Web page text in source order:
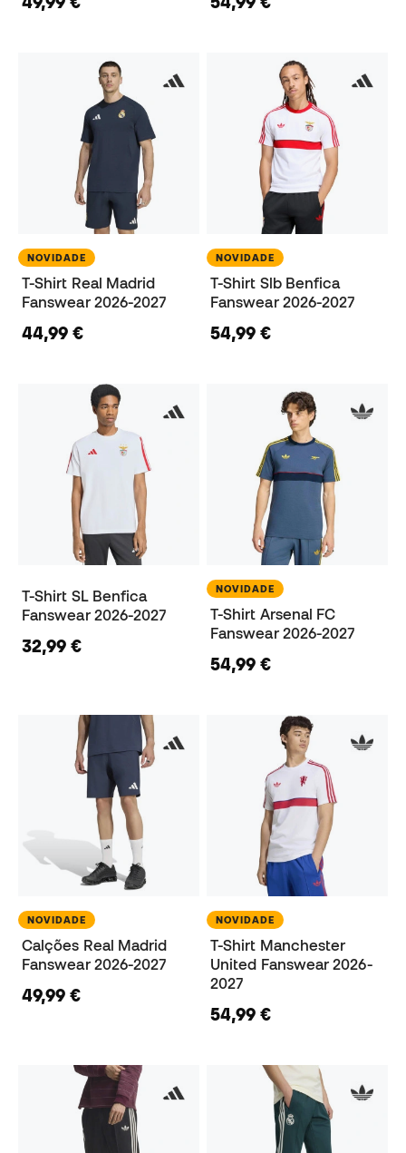
NOVIDADE
T-Shirt Real Madrid
Fanswear 2026-2027
44,99 €
NOVIDADE
T-Shirt Slb Benfica
Fanswear 2026-2027
54,99 €
T-Shirt SL Benfica
Fanswear 2026-2027
32,99 €
NOVIDADE
T-Shirt Arsenal FC
Fanswear 2026-2027
54,99 €
NOVIDADE
Calções Real Madrid
Fanswear 2026-2027
49,99 €
NOVIDADE
T-Shirt Manchester
United Fanswear 2026-
2027
54,99 €